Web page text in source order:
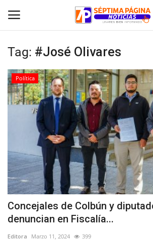
Inicio
Crónica
Tribunales
Deporte
Política
Espectáculos
Tag: #José Olivares
Política
Concejales de Colbún y
denuncian en Fiscalía...
Editora Marzo 11, 2024 399